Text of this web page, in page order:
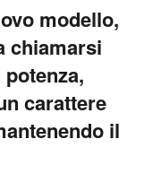
modello,
chiamarsi
carattere
il